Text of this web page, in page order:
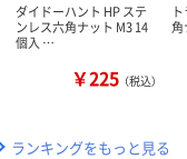
ダイドーハント HP ステ
ンレス六角ナット M3 14
個入 …
￥225 （税込）
角
ランキングをもっと見る